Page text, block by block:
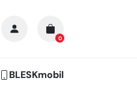
0
BLESKmobil